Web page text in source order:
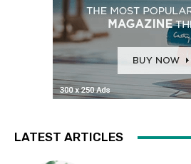
LATEST ARTICLES